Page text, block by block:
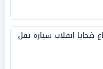
ضحايا انقلاب سيارة تقل